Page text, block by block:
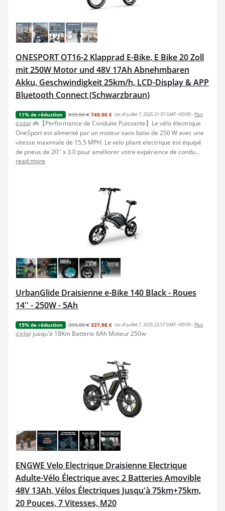
ONESPORT OT16-2 Klapprad E-Bike, E Bike 20 Zoll
mit 250W Motor und 48V 17Ah Abnehmbaren
Akku, Geschwindigkeit 25km/h, LCD-Display & APP
Bluetooth Connect (Schwarzbraun)
11% de réduction 839,00 € 749,00 € (as of juillet 7, 2025 21:37 GMT +00:00 - Plus
d’infos) 🚲【Performance de Conduite Puissante】Le vélo électrique
OneSport est alimenté par un moteur sans balai de 250 W avec une
vitesse maximale de 15,5 MPH. Le velo pliant electrique est équipé
de pneus de 20'' x 3.0 pour améliorer votre expérience de condu...
read more
UrbanGlide Draisienne e-Bike 140 Black - Roues
14'' - 250W - 5Ah
15% de réduction 399,00 € 337,98 € (as of juillet 7, 2025 22:57 GMT +00:00 - Plus
d’infos) jusqu'à 18Km Batterie 6Ah Moteur 250w
ENGWE Velo Electrique Draisienne Electrique
Adulte-Vélo Électrique avec 2 Batteries Amovible
48V 13Ah, Vélos Électriques Jusqu'à 75km+75km,
20 Pouces, 7 Vitesses, M20